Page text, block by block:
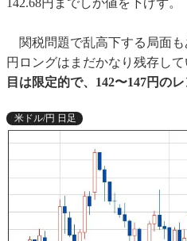
142.68円までしか値を下げず。
関税問題で乱高下する局面
円ロングはまだかなり残存して
目は限定的で、142〜147円の
米ドル/円 日足